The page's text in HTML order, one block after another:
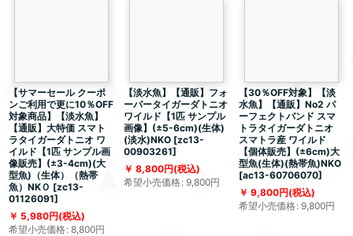
【サマーセール クーポ
ンご利用で更に10％OFF
対象商品】【淡水魚】
【通販】大特価 スマト
ラタイガーダトニオ ワ
イルド【1匹 サンプル画
像販売】(±3-4cm)(大
型魚)（生体）（熱帯
魚）NKＯ [zc13-
01126091]
5,980円(税込)
希望小売価格: 8,800円
【淡水魚】【通販】フォ
ーバータイガーダトニオ
ワイルド【1匹 サンプル
画像】(±5-6cm)(生体)
(淡水)NKO [zc13-
00903261]
8,800円(税込)
希望小売価格: 9,800円
【30％OFF対象】【淡
水魚】【通販】No2 パ
ーフェクトバンド スマ
トラタイガーダトニオ
スマトラ産 ワイルド
【個体販売】(±6cm)大
型魚(生体)(熱帯魚)NKO
[ac13-60706070]
9,800円(税込)
希望小売価格: 9,800円